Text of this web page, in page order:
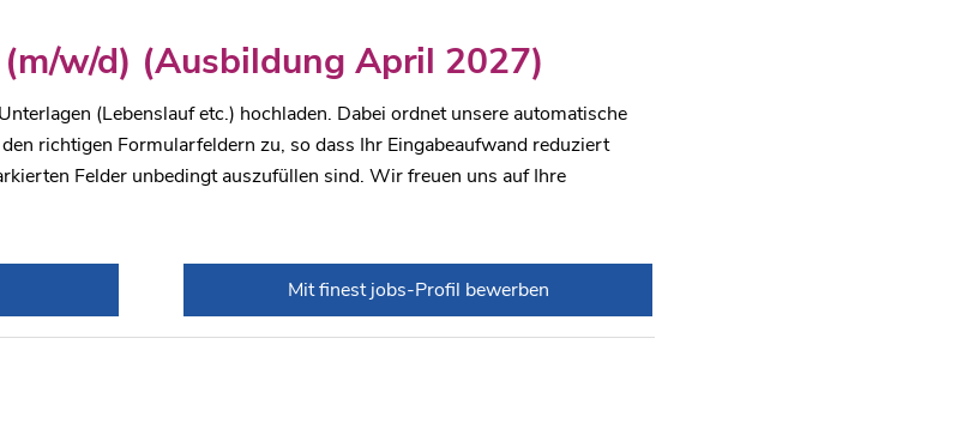
w/d) (Ausbildung April 2027)
(Lebenslauf etc.) hochladen. Dabei ordnet unsere automatische
richtigen Formularfeldern zu, so dass Ihr Eingabeaufwand reduziert
Felder unbedingt auszufüllen sind. Wir freuen uns auf Ihre
Mit finest jobs-Profil bewerben